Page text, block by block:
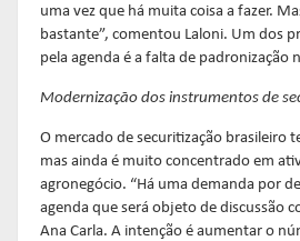
uma vez que há muita coisa a fazer.
bastante”, comentou Laloni. Um dos
pela agenda é a falta de padronização
Modernização dos instrumentos de
O mercado de securitização brasileiro
mas ainda é muito concentrado em
agronegócio. “Há uma demanda por
agenda que será objeto de discussão
Ana Carla. A intenção é aumentar o